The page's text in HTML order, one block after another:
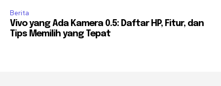
Berita
Vivo yang Ada Kamera 0.5: Daftar HP, Fitur, dan
Tips Memilih yang Tepat